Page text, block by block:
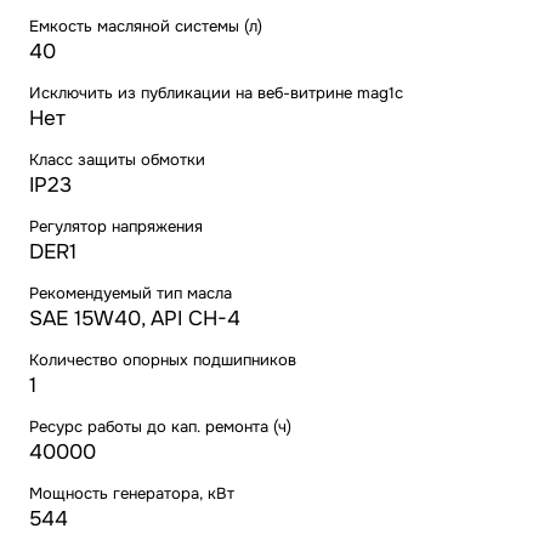
Емкость масляной системы (л)
40
Исключить из публикации на веб-витрине mag1c
Нет
Класс защиты обмотки
IP23
Регулятор напряжения
DER1
Рекомендуемый тип масла
SAE 15W40, API CH-4
Количество опорных подшипников
1
Ресурс работы до кап. ремонта (ч)
40000
Мощность генератора, кВт
544